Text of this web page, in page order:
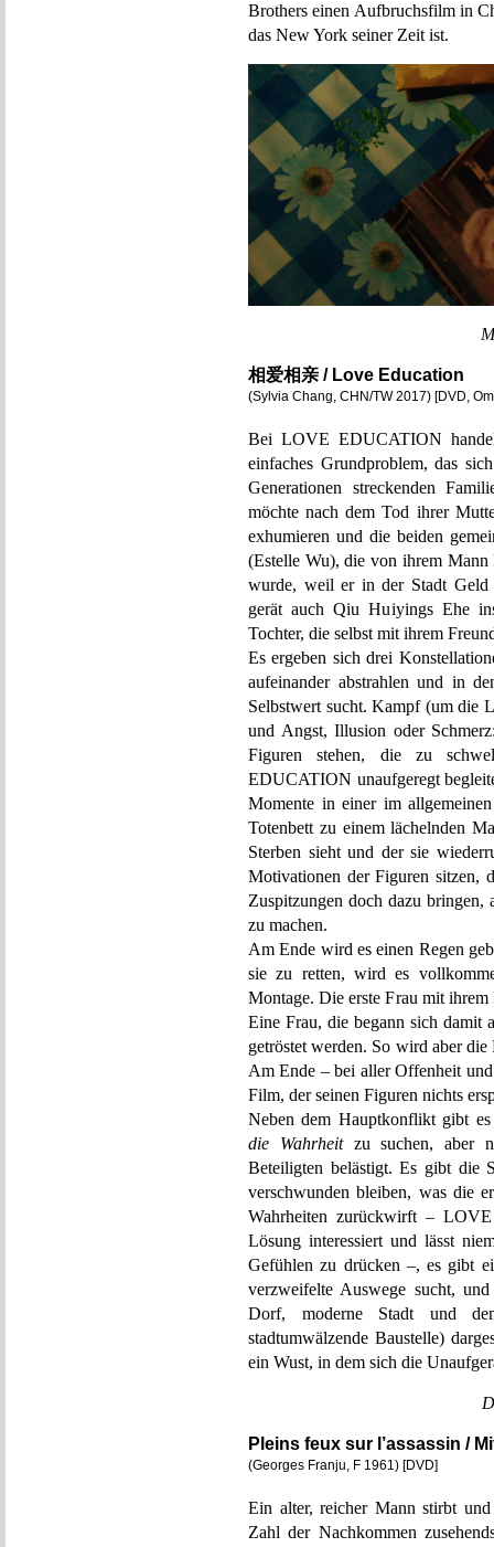
Brothers einen Aufbruchsfilm in
das New York seiner Zeit ist.
相爱相亲 / Love Education
(Sylvia Chang, CHN/TW 2017) [DVD,
Bei LOVE EDUCATION
einfaches Grundproblem, das
Generationen streckenden
möchte nach dem Tod ihrer
exhumieren und die beiden
(Estelle Wu), die von ihrem Mann
wurde, weil er in der Stadt Geld
gerät auch Qiu Huiyings Ehe
Tochter, die selbst mit ihrem
Es ergeben sich drei
aufeinander abstrahlen und in
Selbstwert sucht. Kampf (um die
und Angst, Illusion oder
Figuren stehen, die zu
EDUCATION unaufgeregt
Momente in einer im
Totenbett zu einem lächelnden
Sterben sieht und der sie
Motivationen der Figuren sitzen,
Zuspitzungen doch dazu bringen,
zu machen.
Am Ende wird es einen Regen
sie zu retten, wird es
Montage. Die erste Frau mit ihrem
Eine Frau, die begann sich damit
getröstet werden. So wird aber
Am Ende – bei aller Offenheit
Film, der seinen Figuren nichts
Neben dem Hauptkonflikt gibt
die Wahrheitzu suchen, aber
Beteiligten belästigt. Es gibt die
verschwunden bleiben, was die
Wahrheiten zurückwirft –
Lösung interessiert und lässt
Gefühlen zu drücken –, es gibt
verzweifelte Auswege sucht,
Dorf, moderne Stadt und
stadtumwälzende Baustelle)
ein Wust, in dem sich die
Pleins feux sur l’assassin /
(Georges Franju, F 1961) [DVD]
Ein alter, reicher Mann stirbt
Zahl der Nachkommen